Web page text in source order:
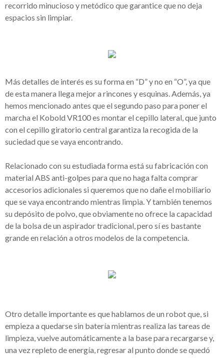
recorrido minucioso y metódico que garantice que no deja
espacios sin limpiar.
Más detalles de interés es su forma en “D” y no en “O”, ya que
de esta manera llega mejor a rincones y esquinas. Además, ya
hemos mencionado antes que el segundo paso para poner el
marcha el Kobold VR100 es montar el cepillo lateral, que junto
con el cepillo giratorio central garantiza la recogida de la
suciedad que se vaya encontrando.
Relacionado con su estudiada forma está su fabricación con
material ABS anti-golpes para que no haga falta comprar
accesorios adicionales si queremos que no dañe el mobiliario
que se vaya encontrando mientras limpia. Y también tenemos
su depósito de polvo, que obviamente no ofrece la capacidad
de la bolsa de un aspirador tradicional, pero sí es bastante
grande en relación a otros modelos de la competencia.
Otro detalle importante es que hablamos de un robot que, si
empieza a quedarse sin batería mientras realiza las tareas de
limpieza, vuelve automáticamente a la base para recargarse y,
una vez repleto de energía, regresar al punto donde se quedó